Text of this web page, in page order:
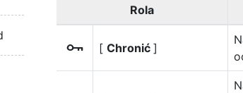
Rola
g [ Chronić ]